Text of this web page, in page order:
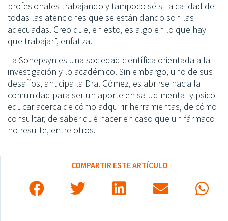
profesionales trabajando y tampoco sé si la calidad de
todas las atenciones que se están dando son las
adecuadas. Creo que, en esto, es algo en lo que hay
que trabajar”, enfatiza.
La Sonepsyn es una sociedad científica orientada a la
investigación y lo académico. Sin embargo, uno de sus
desafíos, anticipa la Dra. Gómez, es abrirse hacia la
comunidad para ser un aporte en salud mental y psico
educar acerca de cómo adquirir herramientas, de cómo
consultar, de saber qué hacer en caso que un fármaco
no resulte, entre otros.
COMPARTIR ESTE ARTÍCULO